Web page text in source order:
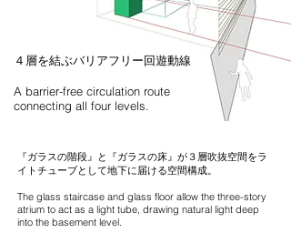
４層を結ぶバリアフリー回遊動線
A barrier-free circulation route
connecting all four levels.
『ガラスの階段』と『ガラスの床』が３層吹抜空間をラ
イトチューブとして地下に届ける空間構成。
The glass staircase and glass floor allow the three-story
atrium to act as a light tube, drawing natural light deep
into the basement level.